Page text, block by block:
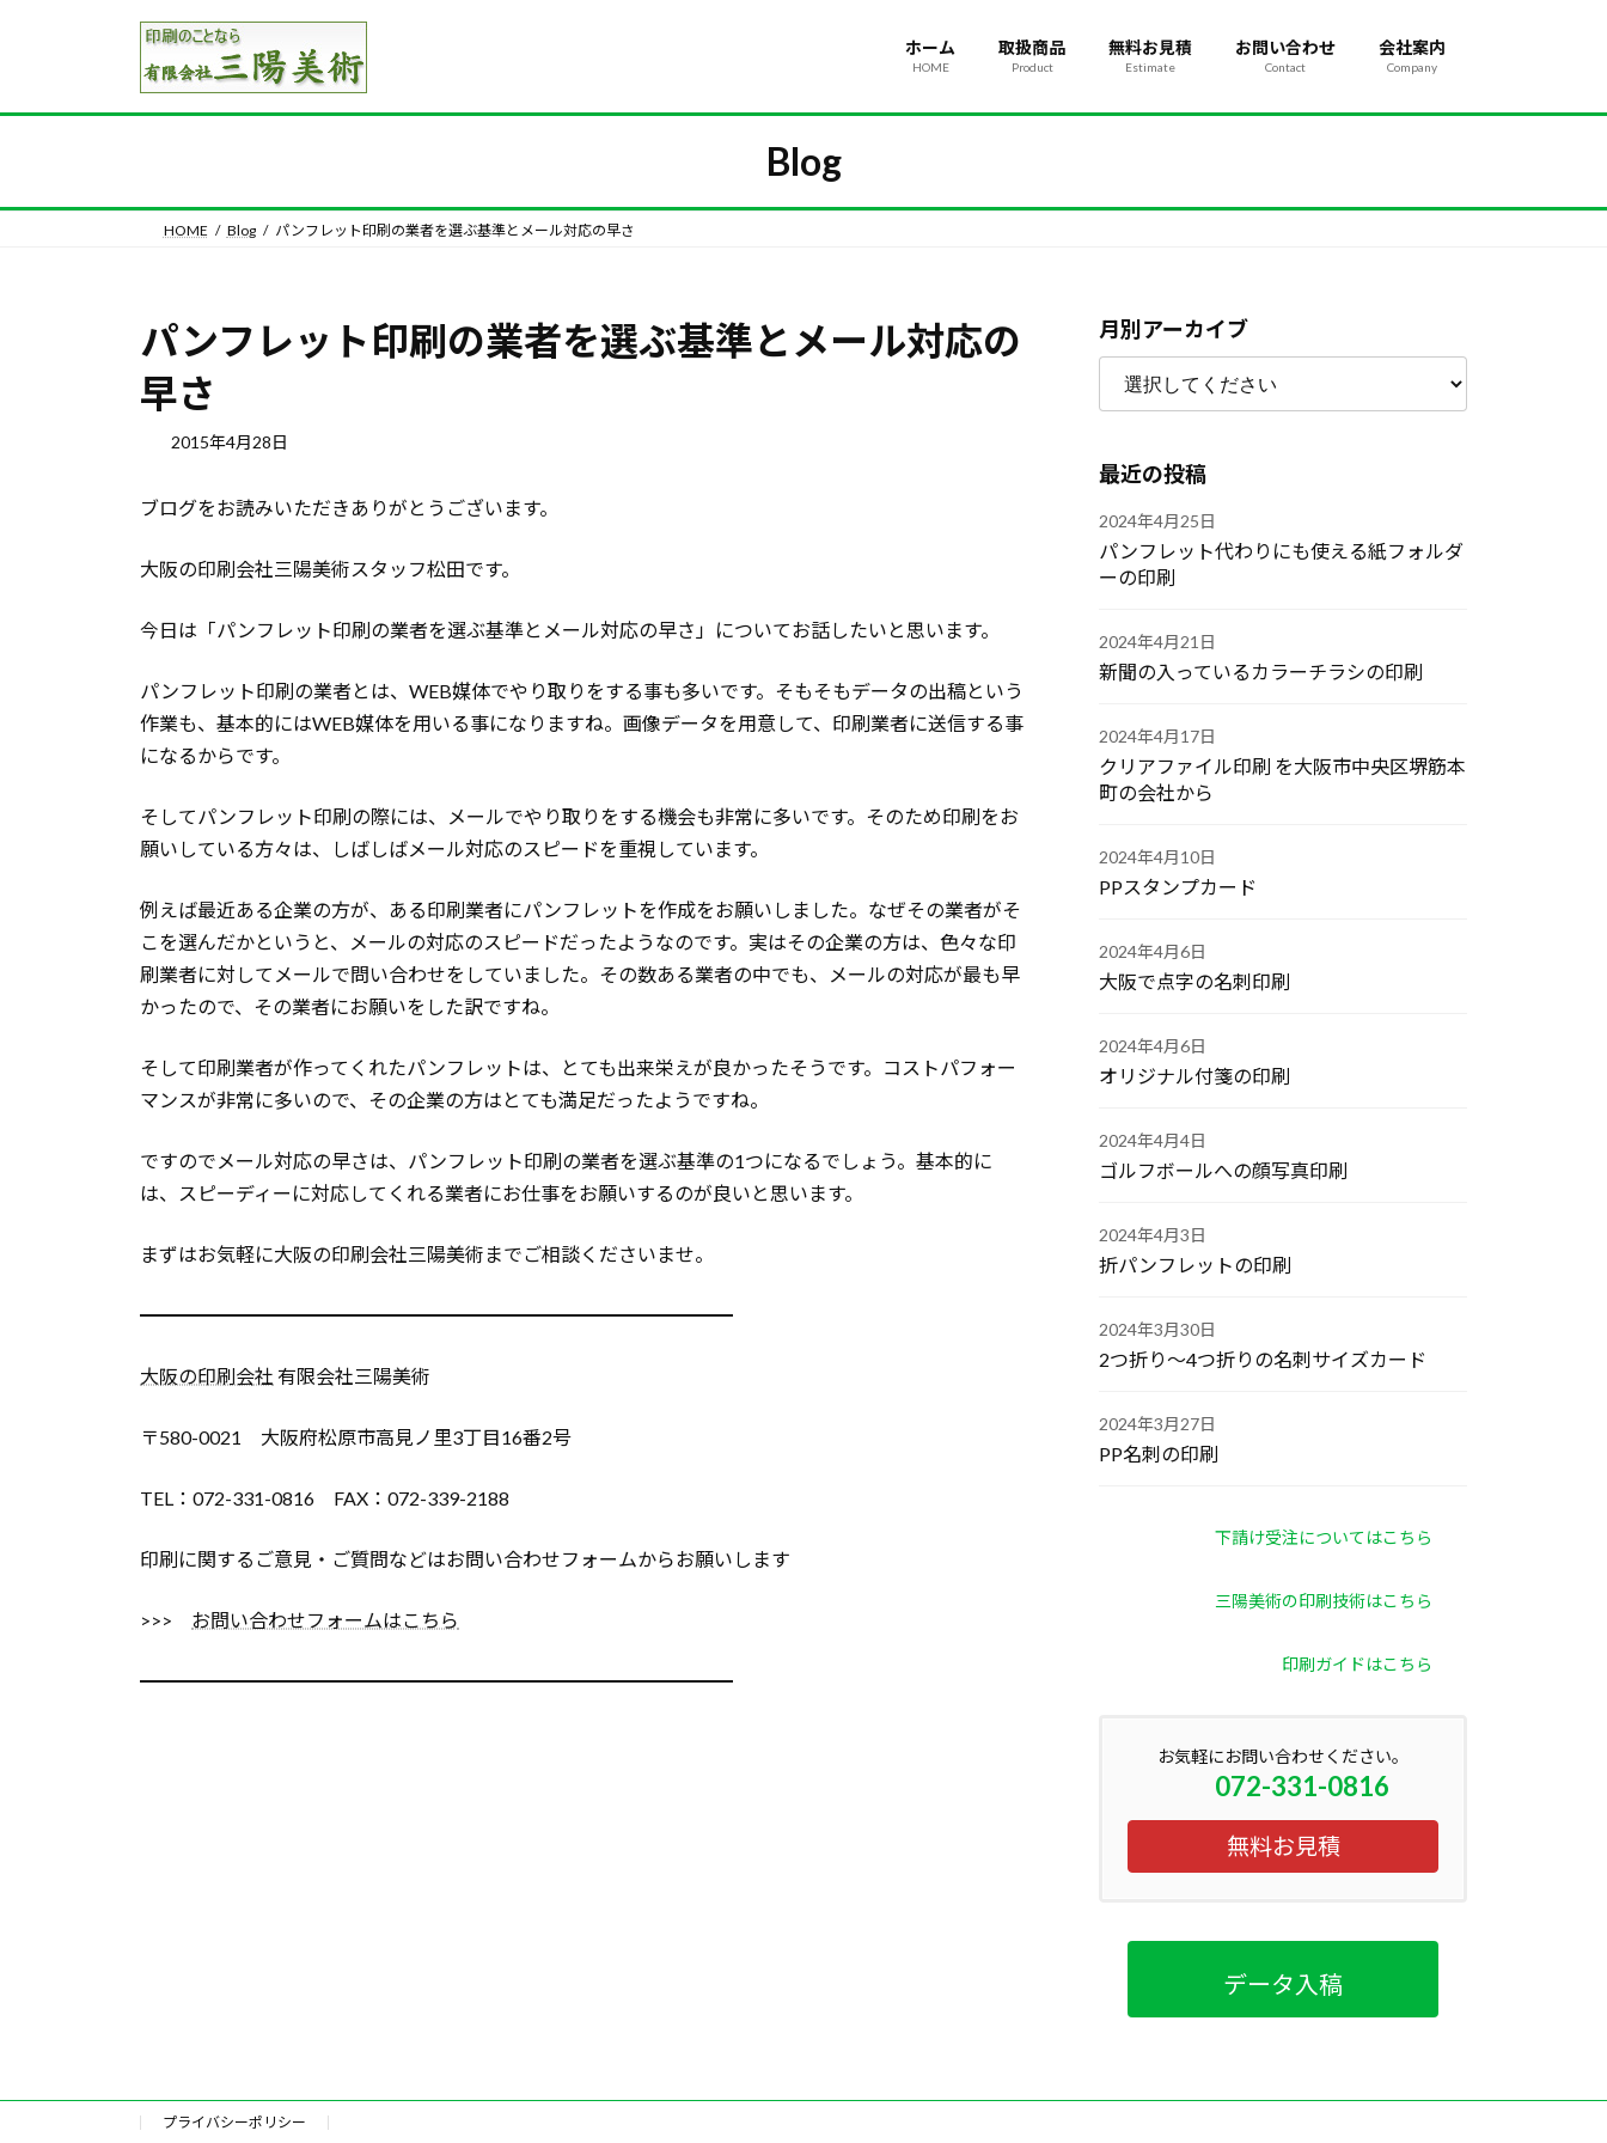
キ
に
ホーム
HOME
取扱商品
Product
無料お見積
Estimate
お問い合わせ
Contact
会社案内
Company
Blog
HOME Blog パンフレット印刷の業者を選ぶ基準とメール対応の早さ
パンフレット印刷の業者を選ぶ基準とメール対応の
早さ
2015年4月28日
ブログをお読みいただきありがとうございます。
大阪の印刷会社三陽美術スタッフ松田です。
今日は「パンフレット印刷の業者を選ぶ基準とメール対応の早さ」についてお話したいと思います。
パンフレット印刷の業者とは、WEB媒体でやり取りをする事も多いです。そもそもデータの出稿という
作業も、基本的にはWEB媒体を用いる事になりますね。画像データを用意して、印刷業者に送信する事
になるからです。
そしてパンフレット印刷の際には、メールでやり取りをする機会も非常に多いです。そのため印刷をお
願いしている方々は、しばしばメール対応のスピードを重視しています。
例えば最近ある企業の方が、ある印刷業者にパンフレットを作成をお願いしました。なぜその業者がそ
こを選んだかというと、メールの対応のスピードだったようなのです。実はその企業の方は、色々な印
刷業者に対してメールで問い合わせをしていました。その数ある業者の中でも、メールの対応が最も早
かったので、その業者にお願いをした訳ですね。
そして印刷業者が作ってくれたパンフレットは、とても出来栄えが良かったそうです。コストパフォー
マンスが非常に多いので、その企業の方はとても満足だったようですね。
ですのでメール対応の早さは、パンフレット印刷の業者を選ぶ基準の1つになるでしょう。基本的に
は、スピーディーに対応してくれる業者にお仕事をお願いするのが良いと思います。
まずはお気軽に大阪の印刷会社三陽美術までご相談くださいませ。
━━━━━━━━━━━━━━━━━━━━━━━━━━━━━━━
大阪の印刷会社 有限会社三陽美術
〒580-0021 大阪府松原市高見ノ里3丁目16番2号
TEL：072-331-0816 FAX：072-339-2188
印刷に関するご意見・ご質問などはお問い合わせフォームからお願いします
>>> お問い合わせフォームはこちら
━━━━━━━━━━━━━━━━━━━━━━━━━━━━━━━
月別アーカイブ
最近の投稿
2024年4月25日
パンフレット代わりにも使える紙フォルダ
ーの印刷
2024年4月21日
新聞の入っているカラーチラシの印刷
2024年4月17日
クリアファイル印刷 を大阪市中央区堺筋本
町の会社から
2024年4月10日
PPスタンプカード
2024年4月6日
大阪で点字の名刺印刷
2024年4月6日
オリジナル付箋の印刷
2024年4月4日
ゴルフボールへの顔写真印刷
2024年4月3日
折パンフレットの印刷
2024年3月30日
2つ折り～4つ折りの名刺サイズカード
2024年3月27日
PP名刺の印刷
下請け受注についてはこちら
三陽美術の印刷技術はこちら
印刷ガイドはこちら
お気軽にお問い合わせください。
072-331-0816
無料お見積
データ入稿
プライバシーポリシー